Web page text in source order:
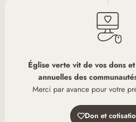
Église verte vit de vos dons
annuelles des
Merci par avance pour votre
Don et